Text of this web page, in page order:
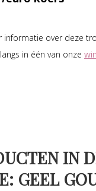
informatie over deze
in één van onze
IN
GEEL